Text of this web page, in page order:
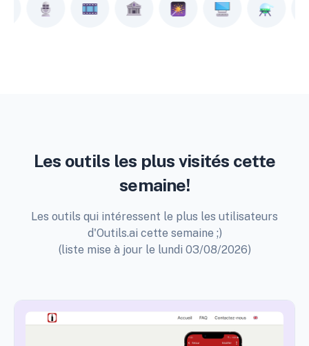
Les outils les plus visités cette
semaine!
Les outils qui intéressent le plus les utilisateurs
d'Outils.ai cette semaine ;)
(liste mise à jour le lundi 03/08/2026)